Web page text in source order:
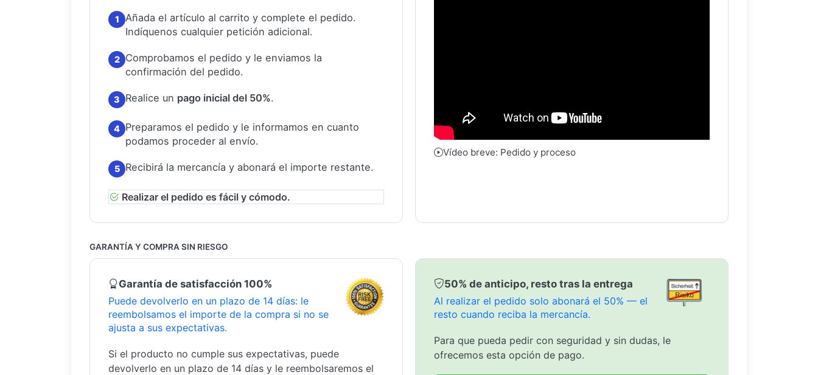
1
Añada el artículo al carrito y complete el pedido.
Indíquenos cualquier petición adicional.
2
Comprobamos el pedido y le enviamos la
confirmación del pedido.
3 Realice un pago inicial del 50%.
4 Preparamos el pedido y le informamos en cuanto
podamos proceder al envío.
5 Recibirá la mercancía y abonará el importe restante.
Realizar el pedido es fácil y cómodo.
Vídeo breve: Pedido y proceso
GARANTÍA Y COMPRA SIN RIESGO
Garantía de satisfacción 100%
Puede devolverlo en un plazo de 14 días: le
reembolsamos el importe de la compra si no se
ajusta a sus expectativas.
Si el producto no cumple sus expectativas, puede
devolverlo en un plazo de 14 días y le reembolsaremos el
50% de anticipo, resto tras la entrega
Al realizar el pedido solo abonará el 50% — el
resto cuando reciba la mercancía.
Para que pueda pedir con seguridad y sin dudas, le
ofrecemos esta opción de pago.